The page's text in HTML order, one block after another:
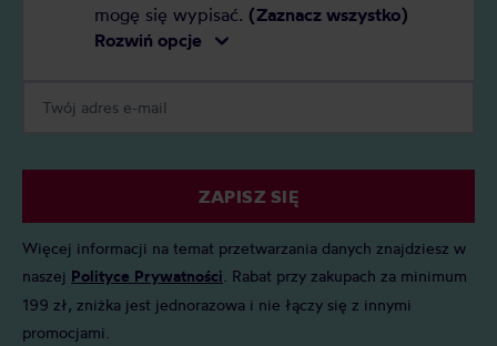
mogę się wypisać. (Zaznacz wszystko)
Rozwiń opcje
ZAPISZ SIĘ
Więcej informacji na temat przetwarzania danych znajdziesz w
naszej Polityce Prywatności . Rabat przy zakupach za minimum
199 zł, zniżka jest jednorazowa i nie łączy się z innymi
promocjami.